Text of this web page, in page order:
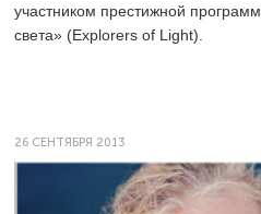
участником престижной
света» (Explorers of Light).
26 СЕНТЯБРЯ 2013